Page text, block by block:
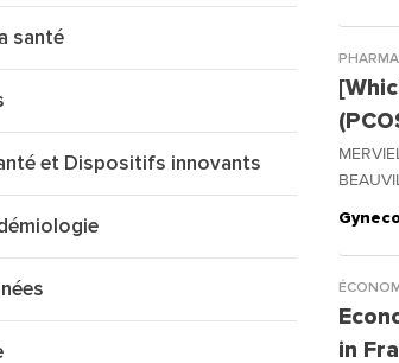
in
santé
et Dispositifs innovants